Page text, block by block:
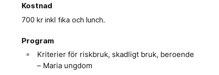
Kostnad
700 kr inkl fika och lunch.
Program
Kriterier för riskbruk, skadligt bruk, beroende
– Maria ungdom